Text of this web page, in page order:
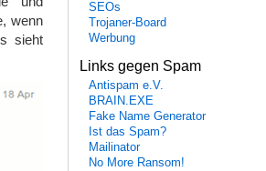
wenn
sieht
SEOs
Trojaner-Board
Werbung
Links gegen Spam
Antispam e.V.
BRAIN.EXE
Fake Name Generator
Ist das Spam?
Mailinator
No More Ransom!